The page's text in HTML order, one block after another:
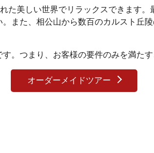
美しい世界でリラックスできます
また、相公山から数百のカルスト丘
。つまり、お客様の要件のみを満た
オーダーメイドツアー